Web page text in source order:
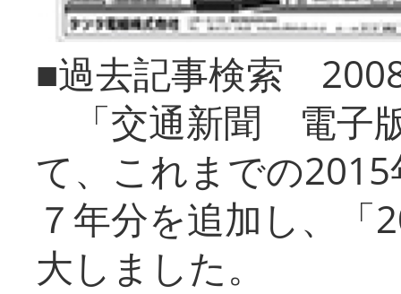
■過去記事検索
「交通新聞 電子
て、これまでの
７年分を追加し、「
大しまし